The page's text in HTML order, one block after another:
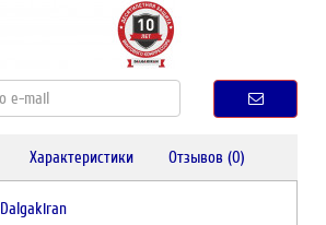
Характеристики Отзывов (0)
Dalgakiran